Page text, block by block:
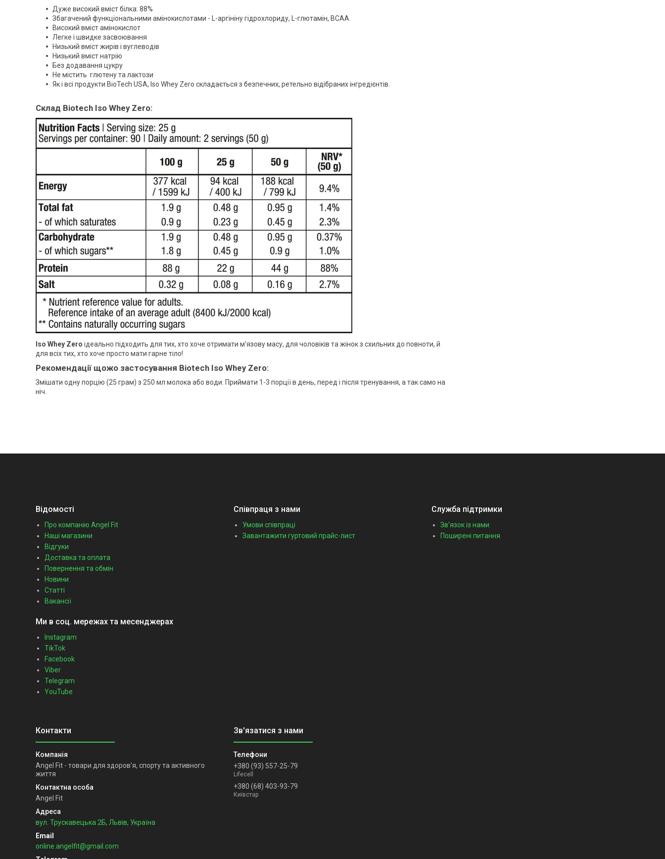
Дуже високий вміст білка: 88%
Збагачений функціональними амінокислотами - L-аргініну гідрохлориду, L-глютамін, BCAA
Високий вміст амінокислот
Легке і швидке засвоювання
Низький вміст жирів і вуглеводів
Низький вміст натрію
Без додавання цукру
Не містить глютену та лактози
Як і всі продукти BioTech USA, Iso Whey Zero складається з безпечних, ретельно відібраних інгредієнтів.
Склад Biotech Iso Whey Zero:
Iso Whey Zero ідеально підходить для тих, хто хоче отримати м'язову масу, для чоловіків та жінок з схильних до повноти, й
для всіх тих, хто хоче просто мати гарне тіло!
Рекомендації щожо застосування Biotech Iso Whey Zero:
Змішати одну порцію (25 грам) з 250 мл молока або води. Приймати 1-3 порції в день, перед і після тренування, а так само на
ніч.
Відомості
Про компанію Angel Fit
Наші магазини
Відгуки
Доставка та оплата
Повернення та обмін
Новини
Статті
Вакансії
Співпраця з нами
Умови співпраці
Завантажити гуртовий прайс-лист
Служба підтримки
Зв'язок із нами
Поширені питання
Ми в соц. мережах та месенджерах
Instagram
TikTok
Facebook
Viber
Telegram
YouTube
Angel Fit - товари для здоров'я, спорту та активного
життя
Angel Fit
вул. Трускавецька 2Б, Львів, Україна
online.angelfit@gmail.com
+380 (93) 557-25-79
Lifecell
+380 (68) 403-93-79
Київстар